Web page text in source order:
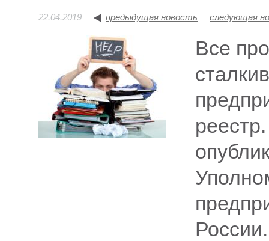
22.04.2019 предыдущая новость следующая
Все